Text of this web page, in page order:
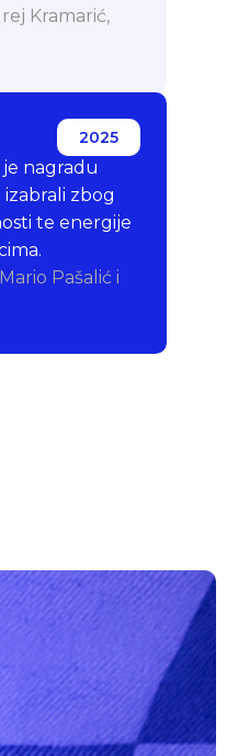
Kramarić,
2025
nagradu
zbog
te energije
Pašalić i